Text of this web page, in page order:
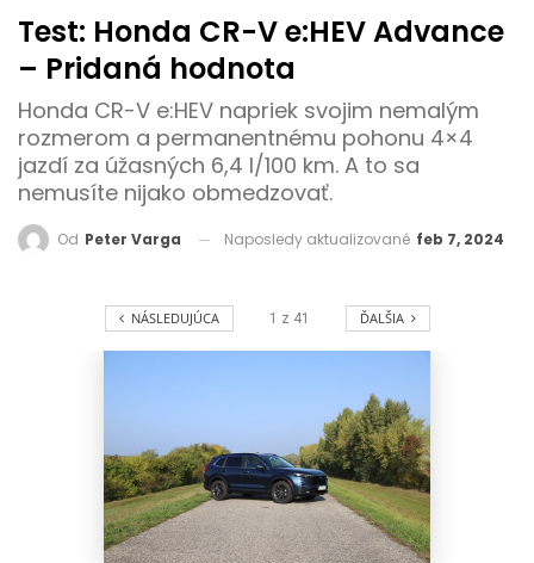
Test: Honda CR-V e:HEV Advance
– Pridaná hodnota
Honda CR-V e:HEV napriek svojim nemalým
rozmerom a permanentnému pohonu 4×4
jazdí za úžasných 6,4 l/100 km. A to sa
nemusíte nijako obmedzovať.
Od Peter Varga Naposledy aktualizované feb 7, 2024
NÁSLEDUJÚCA 1 z 41 ĎALŠIA